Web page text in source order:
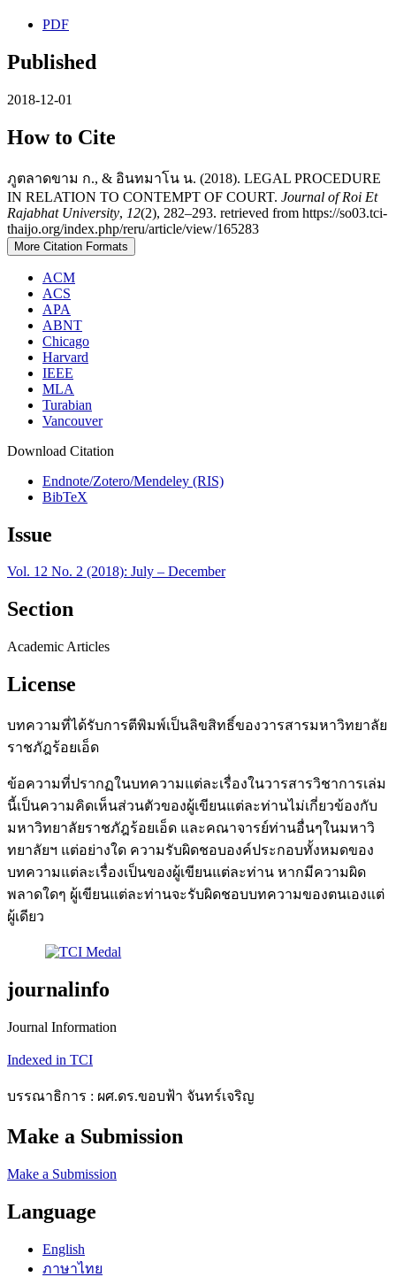
PDF
Published
2018-12-01
How to Cite
ภูตลาดขาม ก., & อินทมาโน น. (2018). LEGAL PROCEDURE
IN RELATION TO CONTEMPT OF COURT. Journal of Roi Et
Rajabhat University, 12(2), 282–293. retrieved from https://so03.tci-
thaijo.org/index.php/reru/article/view/165283
More Citation Formats
ACM
ACS
APA
ABNT
Chicago
Harvard
IEEE
MLA
Turabian
Vancouver
Download Citation
Endnote/Zotero/Mendeley (RIS)
BibTeX
Issue
Vol. 12 No. 2 (2018): July – December
Section
Academic Articles
License
บทความที่ได้รับการตีพิมพ์เป็นลิขสิทธิ์ของวารสารมหาวิทยาลัย
ราชภัฎร้อยเอ็ด
ข้อความที่ปรากฏในบทความแต่ละเรื่องในวารสารวิชาการเล่ม
นี้เป็นความคิดเห็นส่วนตัวของผู้เขียนแต่ละท่านไม่เกี่ยวข้องกับ
มหาวิทยาลัยราชภัฎร้อยเอ็ด และคณาจารย์ท่านอื่นๆในมหาวิ
ทยาลัยฯ แต่อย่างใด ความรับผิดชอบองค์ประกอบทั้งหมดของ
บทความแต่ละเรื่องเป็นของผู้เขียนแต่ละท่าน หากมีความผิด
พลาดใดๆ ผู้เขียนแต่ละท่านจะรับผิดชอบบทความของตนเองแต่
ผู้เดียว
journalinfo
Journal Information
Indexed in TCI
บรรณาธิการ : ผศ.ดร.ขอบฟ้า จันทร์เจริญ
Make a Submission
Make a Submission
Language
English
ภาษาไทย